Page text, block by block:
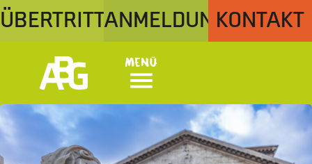
ÜBERTRITTANMELDUNGKONTAKT
Menü